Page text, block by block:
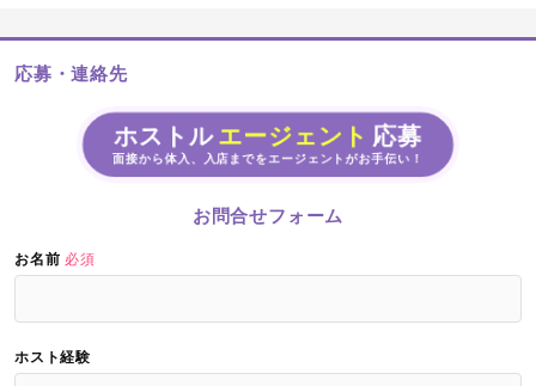
応募・連絡先
ホストル エージェント 応募
面接から体入、入店までをエージェントがお手伝い！
お問合せフォーム
お名前 必須
ホスト経験